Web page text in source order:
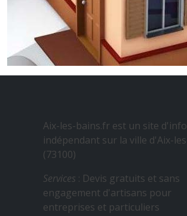
Aix-les-bains.fr est un site
indépendant sur la ville d'Aix-
(73100)
Services : Devis gratuits et sans
engagement d'artisans pour
entreprises et particuliers